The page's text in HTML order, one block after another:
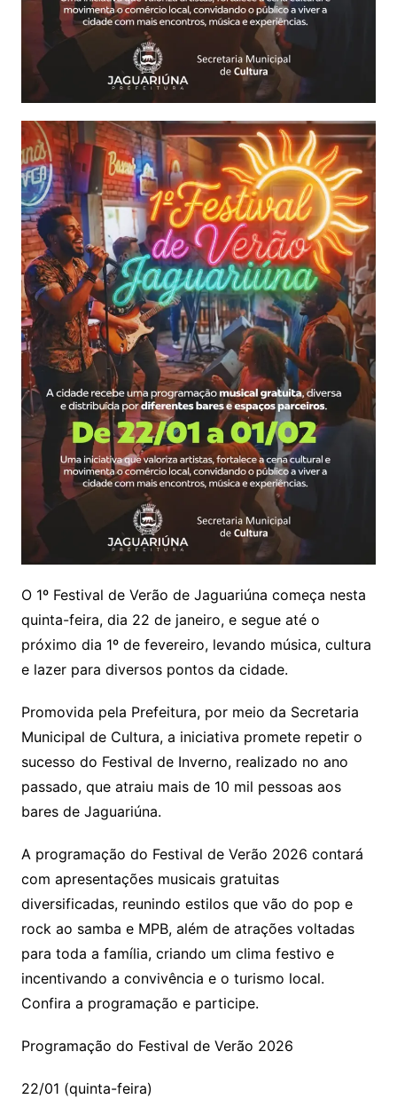
O 1º Festival de Verão de Jaguariúna começa nesta
quinta-feira, dia 22 de janeiro, e segue até o
próximo dia 1º de fevereiro, levando música, cultura
e lazer para diversos pontos da cidade.
Promovida pela Prefeitura, por meio da Secretaria
Municipal de Cultura, a iniciativa promete repetir o
sucesso do Festival de Inverno, realizado no ano
passado, que atraiu mais de 10 mil pessoas aos
bares de Jaguariúna.
A programação do Festival de Verão 2026 contará
com apresentações musicais gratuitas
diversificadas, reunindo estilos que vão do pop e
rock ao samba e MPB, além de atrações voltadas
para toda a família, criando um clima festivo e
incentivando a convivência e o turismo local.
Confira a programação e participe.
Programação do Festival de Verão 2026
22/01 (quinta-feira)